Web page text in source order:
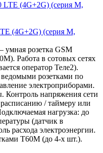
(4G+2G) (серия M,
умная розетка GSM
Работа в сотовых сетях
оператор Теле2).
розетками по
электроприборами.
Контроль напряжения сети
/ таймеру или
нагрузка: до
(датчик в
расхода электроэнергии.
Т60M (до 4-х шт.).